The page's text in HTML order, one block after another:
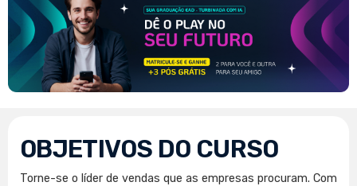
OBJETIVOS DO CURSO
Torne-se o líder de vendas que as empresas procuram. Com